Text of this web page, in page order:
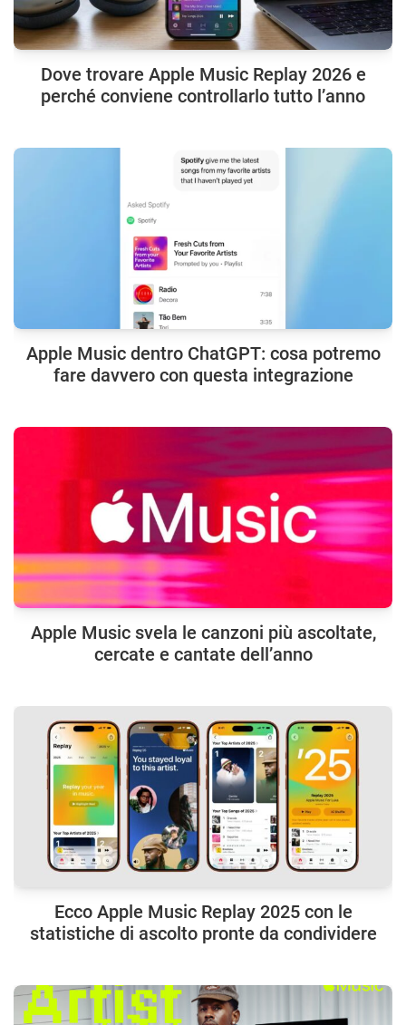
Dove trovare Apple Music Replay 2026 e
perché conviene controllarlo tutto l’anno
Apple Music dentro ChatGPT: cosa potremo
fare davvero con questa integrazione
Apple Music svela le canzoni più ascoltate,
cercate e cantate dell’anno
Ecco Apple Music Replay 2025 con le
statistiche di ascolto pronte da condividere